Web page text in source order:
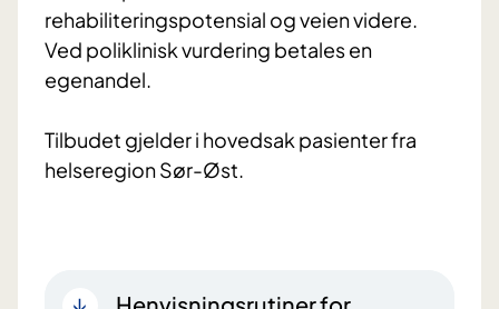
rehabiliteringspotensial og veien videre.
Ved poliklinisk vurdering betales en
egenandel.
Tilbudet gjelder i hovedsak pasienter fra
helseregion Sør-Øst.